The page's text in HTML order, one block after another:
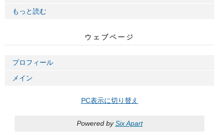
もっと読む
ウェブページ
プロフィール
メイン
PC表示に切り替え
Powered bySix Apart